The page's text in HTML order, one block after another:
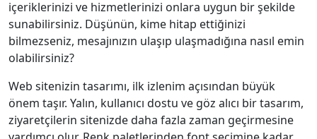
içeriklerinizi ve hizmetlerinizi onlara uygun bir şekilde
sunabilirsiniz. Düşünün, kime hitap ettiğinizi
bilmezseniz, mesajınızın ulaşıp ulaşmadığına nasıl emin
olabilirsiniz?
Web sitenizin tasarımı, ilk izlenim açısından büyük
önem taşır. Yalın, kullanıcı dostu ve göz alıcı bir tasarım,
ziyaretçilerin sitenizde daha fazla zaman geçirmesine